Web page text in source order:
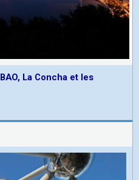
La Concha et les